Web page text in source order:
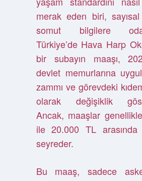
merak eden biri,
somut bilgilere
Türkiye’de Hava Harp
bir subayın maaşı,
devlet memurlarına
zammı ve görevdeki
olarak değişiklik
Ancak, maaşlar
ile 20.000 TL arasında
seyreder.
Bu maaş, sadece